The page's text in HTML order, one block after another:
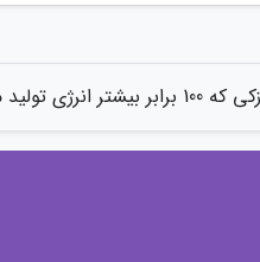
تولید می کند